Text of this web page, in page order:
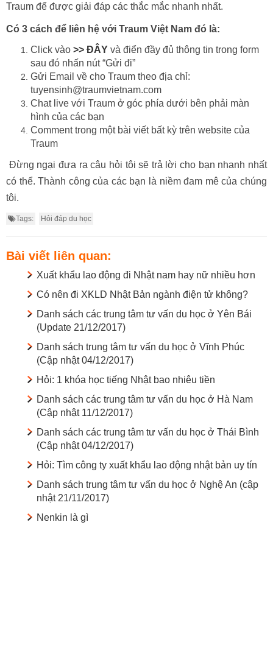
Traum để được giải đáp các thắc mắc nhanh nhất.
Có 3 cách để liên hệ với Traum Việt Nam đó là:
Click vào >> ĐÂY và điển đầy đủ thông tin trong form
sau đó nhấn nút “Gửi đi”
Gửi Email về cho Traum theo địa chỉ:
tuyensinh@traumvietnam.com
Chat live với Traum ở góc phía dưới bên phải màn
hình của các bạn
Comment trong một bài viết bất kỳ trên website của
Traum
Đừng ngại đưa ra câu hỏi tôi sẽ trả lời cho bạn nhanh nhất
có thể. Thành công của các bạn là niềm đam mê của chúng
tôi.
Tags: Hỏi đáp du học
Bài viết liên quan:
Xuất khẩu lao động đi Nhật nam hay nữ nhiều hơn
Có nên đi XKLD Nhật Bản ngành điện tử không?
Danh sách các trung tâm tư vấn du học ở Yên Bái
(Update 21/12/2017)
Danh sách trung tâm tư vấn du học ở Vĩnh Phúc
(Cập nhật 04/12/2017)
Hỏi: 1 khóa học tiếng Nhật bao nhiêu tiền
Danh sách các trung tâm tư vấn du học ở Hà Nam
(Cập nhật 11/12/2017)
Danh sách các trung tâm tư vấn du học ở Thái Bình
(Cập nhật 04/12/2017)
Hỏi: Tìm công ty xuất khẩu lao động nhật bản uy tín
Danh sách trung tâm tư vấn du học ở Nghệ An (cập
nhật 21/11/2017)
Nenkin là gì